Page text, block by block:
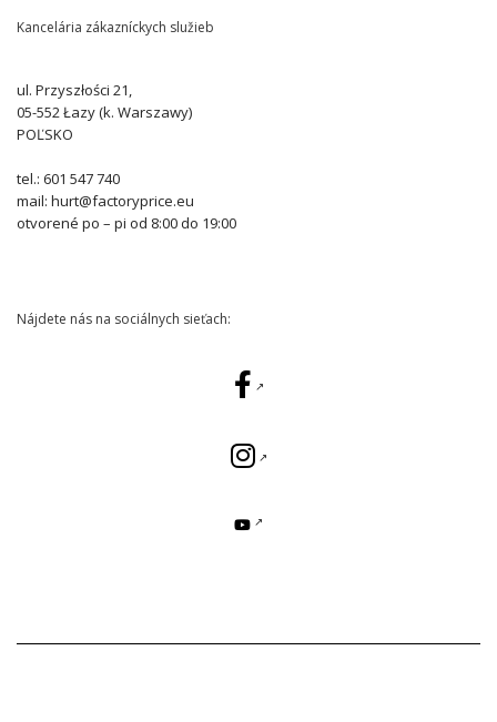
Kancelária zákazníckych služieb
ul. Przyszłości 21,
05-552 Łazy (k. Warszawy)
POĽSKO
tel.: 601 547 740
mail: hurt@factoryprice.eu
otvorené po – pi od 8:00 do 19:00
Nájdete nás na sociálnych sieťach: